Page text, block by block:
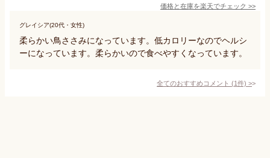
価格と在庫を楽天でチェック >>
グレイシア(20代・女性)
柔らかい鳥ささみになっています。低カロリーなのでヘルシ
ーになっています。柔らかいので食べやすくなっています。
全てのおすすめコメント (1件) >